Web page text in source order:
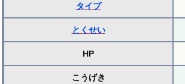
タイプ
とくせい
HP
こうげき